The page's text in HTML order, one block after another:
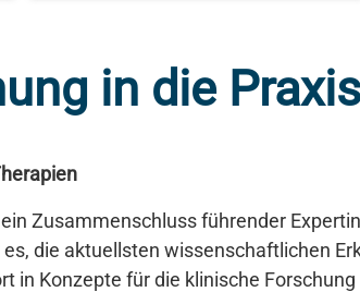
in die Praxis
Zusammenschluss führender
die aktuellsten wissenschaftlichen
in Konzepte für die klinische Forschung